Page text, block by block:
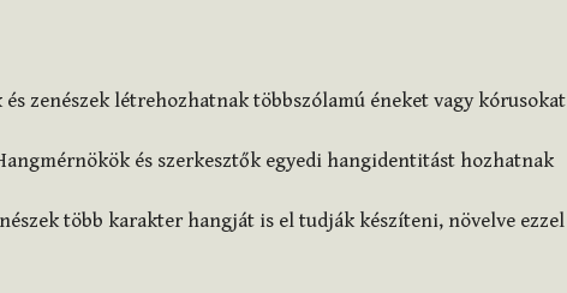
és zenészek létrehozhatnak többszólamú éneket vagy kórusokat
és szerkesztők egyedi hangidentitást hozhatnak
több karakter hangját is el tudják készíteni, növelve ezzel